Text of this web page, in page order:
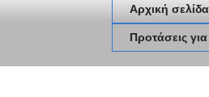
Αρχική σελίδα
Προτάσεις για